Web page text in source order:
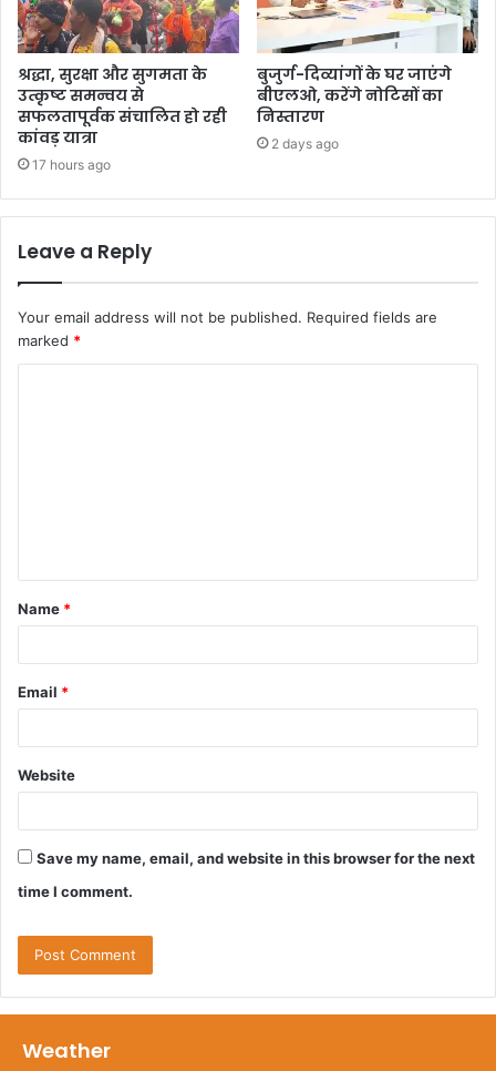
श्रद्धा, सुरक्षा और सुगमता के
उत्कृष्ट समन्वय से
सफलतापूर्वक संचालित हो रही
कांवड़ यात्रा
17 hours ago
बुजुर्ग-दिव्यांगों के घर जाएंगे
बीएलओ, करेंगे नोटिसों का
निस्तारण
2 days ago
Leave a Reply
Your email address will not be published. Required fields are
marked *
t
*
Name *
Email *
Website
Save my name, email, and website in this browser for the next
time I comment.
Weather